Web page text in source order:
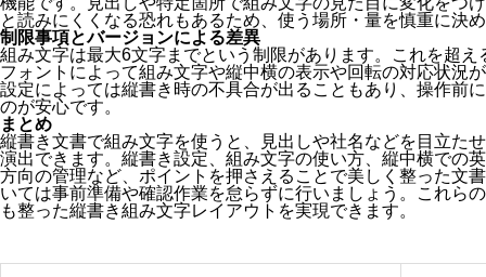
と読みにくくなる恐れもあるため、使う場所・量を慎重に決
制限事項とバージョンによる差異
組み文字は最大6文字までという制限があります。これを超
フォントによって組み文字や縦中横の表示や回転の対応状況
設定によっては縦書き時の不具合が出ることもあり、操作前
のが安心です。
まとめ
縦書き文書で組み文字を使うと、見出しや社名などを目立た
演出できます。縦書き設定、組み文字の使い方、縦中横での
方向の管理など、ポイントを押さえることで美しく整った文
いては事前準備や確認作業を怠らずに行いましょう。これら
も整った縦書き組み文字レイアウトを実現できます。